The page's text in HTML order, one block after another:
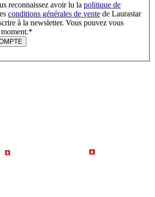
reconnaissez avoir lu la politique de
conditions générales de vente de Laurastar
à la newsletter. Vous pouvez vous
*